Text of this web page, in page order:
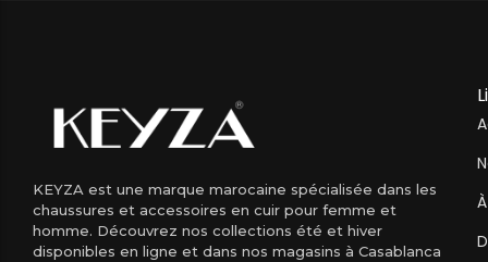
KEYZA est une marque marocaine spécialisée dans les
chaussures et accessoires en cuir pour femme et
homme. Découvrez nos collections été et hiver
disponibles en ligne et dans nos magasins à Casablanca